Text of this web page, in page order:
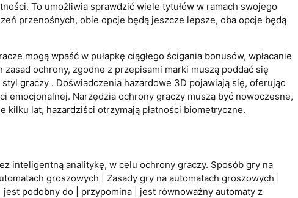
To umożliwia sprawdzić wiele tytułów w ramach swojego
przenośnych, obie opcje będą jeszcze lepsze, oba opcje będą
mogą wpaść w pułapkę ciągłego ścigania bonusów, wpłacanie
ochrony, zgodne z przepisami marki muszą poddać się
graczy . Doświadczenia hazardowe 3D pojawiają się, oferując
emocjonalnej. Narzędzia ochrony graczy muszą być nowoczesne,
lat, hazardziści otrzymają płatności biometryczne.
inteligentną analitykę, w celu ochrony graczy. Sposób gry na
groszowych | Zasady gry na automatach groszowych |
podobny do | przypomina | jest równoważny automaty z